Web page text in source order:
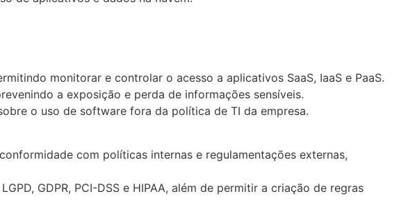
monitorar e controlar o acesso a aplicativos SaaS, IaaS e PaaS.
a exposição e perda de informações sensíveis.
o uso de software fora da política de TI da empresa.
com políticas internas e regulamentações externas,
GDPR, PCI-DSS e HIPAA, além de permitir a criação de regras